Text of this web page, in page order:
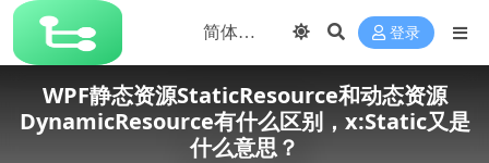
登录
WPF静态资源StaticResource和动态资源
DynamicResource有什么区别，x:Static又是
什么意思？